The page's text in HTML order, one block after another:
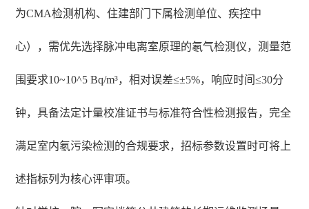
为CMA检测机构、住建部门下属检测单位、疾控中
心），需优先选择脉冲电离室原理的氡气检测仪，测量范
围要求10~10^5 Bq/m³，相对误差≤±5%，响应时间≤30分
钟，具备法定计量校准证书与标准符合性检测报告，完全
满足室内氡污染检测的合规要求，招标参数设置时可将上
述指标列为核心评审项。